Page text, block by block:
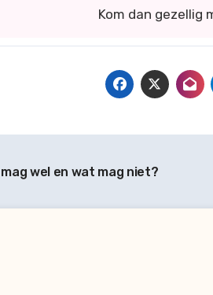
Kom dan gezellig
wel en wat mag niet?